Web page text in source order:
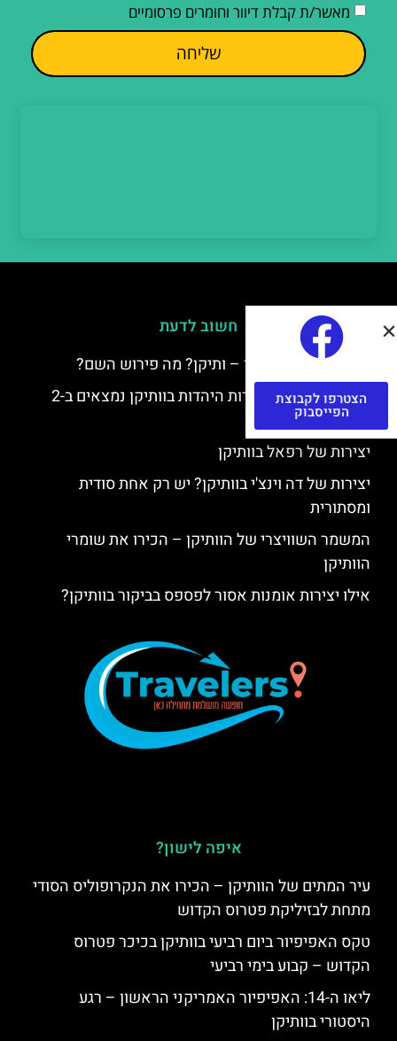
מאשר/ת קבלת דיוור וחומרים פרסומיים
שליחה
חשוב לדעת
למה קוראים לוותיקן – ותיקן? מה פירוש השם?
כתב יד ותיקן – אוצרות היהדות בוותיקן נמצאים ב-2
כתבי יד עתיקים
יצירות של רפאל בוותיקן
יצירות של דה וינצ'י בוותיקן? יש רק אחת סודית
ומסתורית
המשמר השוויצרי של הוותיקן – הכירו את שומרי
הוותיקן
אילו יצירות אומנות אסור לפספס בביקור בוותיקן?
איפה לישון?
עיר המתים של הוותיקן – הכירו את הנקרופוליס הסודי
מתחת לבזיליקת פטרוס הקדוש
טקס האפיפיור ביום רביעי בוותיקן בכיכר פטרוס
הקדוש – קבוע בימי רביעי
ליאו ה-14: האפיפיור האמריקני הראשון – רגע
היסטורי בוותיקן
הצטרפו לקבוצת
הפייסבוק